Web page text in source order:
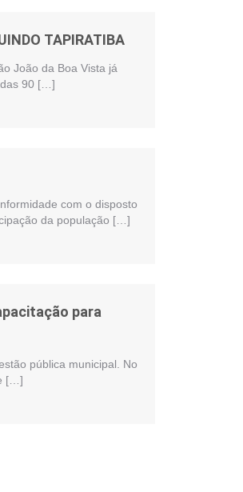
TAPIRATIBA
João da Boa Vista já
90 […]
com o disposto
da população […]
para
pública municipal. No
[…]